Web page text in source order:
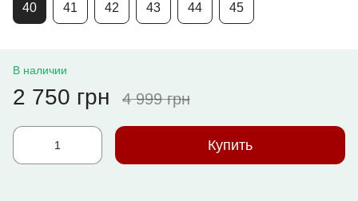
40 41 42 43 44 45
В наличии
2 750 грн 4 999 грн
Купить